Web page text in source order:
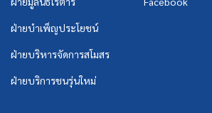
ฝ่ายบำเพ็ญประโยชน์
ฝ่ายบริหารจัดการสโมสร
ฝ่ายบริการชนรุ่นใหม่